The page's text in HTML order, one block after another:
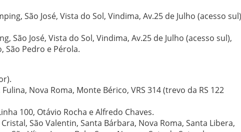
São José, Vista do Sol, Vindima, Av.25 de Julho (acesso
São José, Vista do Sol, Vindima, Av.25 de Julho (acesso sul),
São Pedro e Pérola.
Nova Roma, Monte Bérico, VRS 314 (trevo da RS 122
100, Otávio Rocha e Alfredo Chaves.
São Valentin, Santa Bárbara, Nova Roma, Santa Libera,